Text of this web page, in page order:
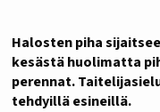
Halosten piha sijaitsee Suomen päälaella. Lyhyestä
kesästä huolimatta
perennat.
tehdyillä esineillä.